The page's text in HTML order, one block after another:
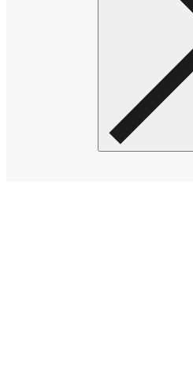
בתחרות הבינלאומית
הים תיכון במרסיי, צרפת);
קצרים פרי עטה ראו אור במגוון כתבי
קורס כתיבה בפקולטה
ברחובות, נשואה לפרופ' אלדו
ברחובות.